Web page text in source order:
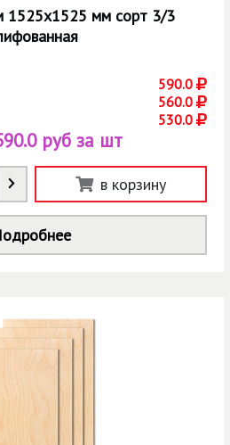
мм сорт 3/3
590.0
560.0
530.0
руб за шт
в корзину